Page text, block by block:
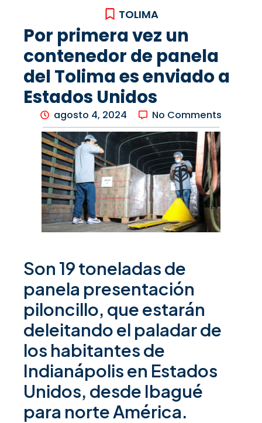
TOLIMA
Por primera vez un
contenedor de panela
del Tolima es enviado a
Estados Unidos
agosto 4, 2024 No Comments
Son 19 toneladas de
panela presentación
piloncillo, que estarán
deleitando el paladar de
los habitantes de
Indianápolis en Estados
Unidos, desde Ibagué
para norte América.